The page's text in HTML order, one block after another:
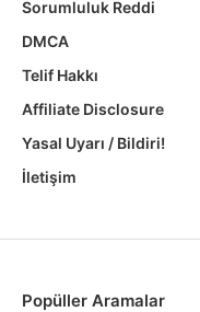
Sorumluluk Reddi
DMCA
Telif Hakkı
Affiliate Disclosure
Yasal Uyarı / Bildiri!
İletişim
Popüller Aramalar